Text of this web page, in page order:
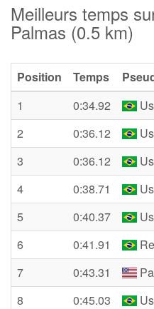
Meilleurs temps
Palmas (0.5 km)
Position Temps
1
0:34.92
2
0:36.12
3
0:36.12
4
0:38.71
5
0:40.37
6
0:41.91
7
0:43.31
8
0:45.03